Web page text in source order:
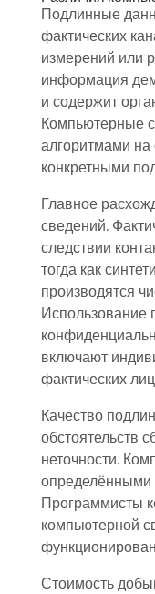
Подлинные
фактических
измерений или
информация
и содержит
Компьютерные
алгоритмами
конкретными
Главное
сведений.
следствии
тогда как
производятся
Использование
включают
фактических
Качество
обстоятельств
неточности.
определёнными
Программисты
компьютерной
Стоимость